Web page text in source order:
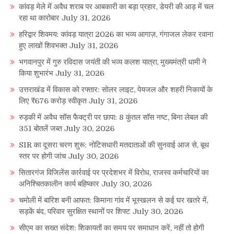
कांवड़ मेले में अवैध शराब पर आबकारी का बड़ा प्रहार, डेयरी की आड़ में चल
रहा था कारोबार July 31, 2026
हरिद्वार शिवमय: कांवड़ यात्रा 2026 का भव्य आगाज़, गंगाजल लेकर रवाना
हुए लाखों शिवभक्त July 31, 2026
भगवानपुर में गुरु रविदास जयंती की भव्य कलश यात्रा, मुख्यमंत्री धामी ने
किया शुभारंभ July 31, 2026
उत्तराखंड में विकास को रफ्तार: सोलर लाइट, पेयजल और शहरी निकायों के
लिए ₹676 करोड़ स्वीकृत July 31, 2026
रुड़की में अवैध सॉस फैक्ट्री पर छापा: 8 कुंतल सॉस नष्ट, बिना लेबल की
351 बोतलें जब्त July 30, 2026
SIR का दूसरा चरण शुरू: नोटिसधारी मतदाताओं की सुनवाई आज से, बूथ
स्तर पर होगी जांच July 30, 2026
सितारगंज विजिलेंस कार्रवाई पर प्रदेशभर में विरोध, राजस्व कर्मचारियों का
अनिश्चितकालीन कार्य बहिष्कार July 30, 2026
चमोली में बारिश बनी आफत: किमाना गांव में भूस्खलन से कई घर खतरे में,
सड़कें बंद, परिवार सुरक्षित स्थानों पर शिफ्ट July 30, 2026
सीएम का सख्त संदेश: शिकायतों का समय पर समाधान करें, नहीं तो होगी